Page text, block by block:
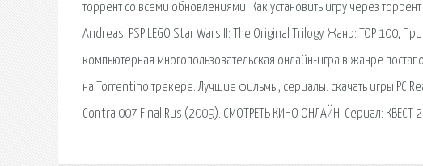
торрент со всеми обновлениями. Как установить игру через
Andreas. PSP LEGO Star Wars II: The Original Trilogy. Жанр: TOP 100,
компьютерная многопользовательская онлайн-игра в жанре
на Torrentino трекере. Лучшие фильмы, сериалы. скачать игры PC
Contra 007 Final Rus (2009). СМОТРЕТЬ КИНО ОНЛАЙН! Сериал: